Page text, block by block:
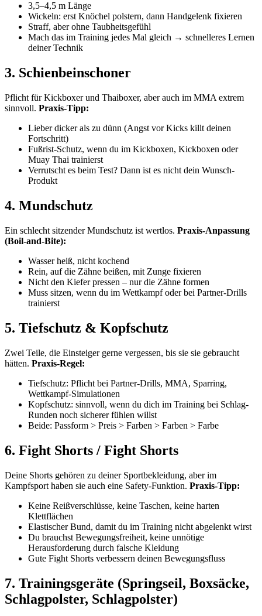
3,5–4,5 m Länge
Wickeln: erst Knöchel polstern, dann Handgelenk fixieren
Straff, aber ohne Taubheitsgefühl
Mach das im Training jedes Mal gleich → schnelleres Lernen
deiner Technik
3. Schienbeinschoner
Pflicht für Kickboxer und Thaiboxer, aber auch im MMA extrem
sinnvoll. Praxis-Tipp:
Lieber dicker als zu dünn (Angst vor Kicks killt deinen
Fortschritt)
Fußrist-Schutz, wenn du im Kickboxen, Kickboxen oder
Muay Thai trainierst
Verrutscht es beim Test? Dann ist es nicht dein Wunsch-
Produkt
4. Mundschutz
Ein schlecht sitzender Mundschutz ist wertlos. Praxis-Anpassung
(Boil-and-Bite):
Wasser heiß, nicht kochend
Rein, auf die Zähne beißen, mit Zunge fixieren
Nicht den Kiefer pressen – nur die Zähne formen
Muss sitzen, wenn du im Wettkampf oder bei Partner-Drills
trainierst
5. Tiefschutz & Kopfschutz
Zwei Teile, die Einsteiger gerne vergessen, bis sie sie gebraucht
hätten. Praxis-Regel:
Tiefschutz: Pflicht bei Partner-Drills, MMA, Sparring,
Wettkampf-Simulationen
Kopfschutz: sinnvoll, wenn du dich im Training bei Schlag-
Runden noch sicherer fühlen willst
Beide: Passform > Preis > Farben > Farben > Farbe
6. Fight Shorts / Fight Shorts
Deine Shorts gehören zu deiner Sportbekleidung, aber im
Kampfsport haben sie auch eine Safety-Funktion. Praxis-Tipp:
Keine Reißverschlüsse, keine Taschen, keine harten
Klettflächen
Elastischer Bund, damit du im Training nicht abgelenkt wirst
Du brauchst Bewegungsfreiheit, keine unnötige
Herausforderung durch falsche Kleidung
Gute Fight Shorts verbessern deinen Bewegungsfluss
7. Trainingsgeräte (Springseil, Boxsäcke,
Schlagpolster, Schlagpolster)